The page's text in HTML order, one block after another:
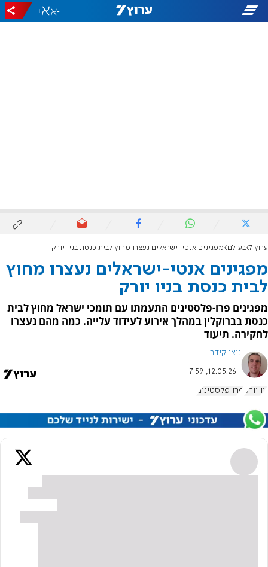
-
+
ערוץ 7 בעולם מפגינים אנטי-ישראלים נעצרו מחוץ לבית כנסת בניו יורק
מפגינים אנטי-ישראלים נעצרו מחוץ
לבית כנסת בניו יורק
מפגינים פרו-פלסטינים התעמתו עם תומכי ישראל מחוץ לבית
כנסת בברוקלין במהלך אירוע לעידוד עלייה. כמה מהם נעצרו
לחקירה. תיעוד
ניצן קידר
12.05.26, 7:59
ניו יורק פרו פלסטינים